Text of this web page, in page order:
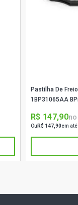
Pastilha De
1BP31065AA
R$ 147,90no
Ou R$ 147,90em